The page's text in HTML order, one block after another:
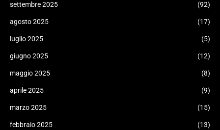
settembre 2025 (92)
agosto 2025 (17)
luglio 2025 (5)
giugno 2025 (12)
maggio 2025 (8)
aprile 2025 (9)
marzo 2025 (15)
febbraio 2025 (13)